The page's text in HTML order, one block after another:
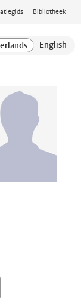
Bibliotheek